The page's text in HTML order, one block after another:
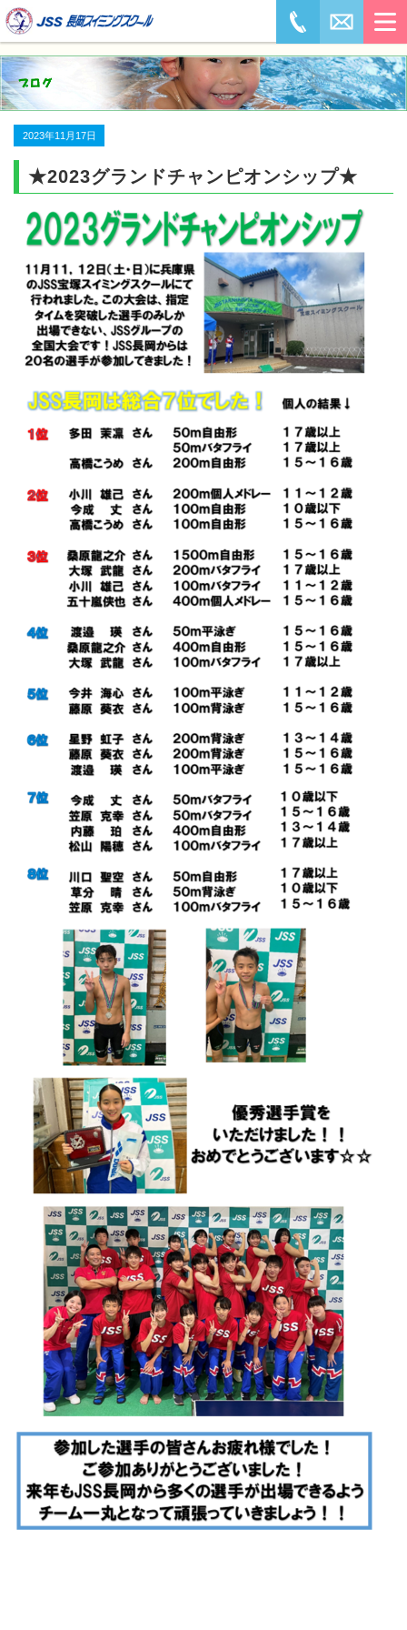
2023年11月17日
★2023グランドチャンピオンシップ★